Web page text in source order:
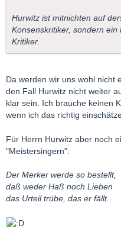
Hurwitz ist mitnichten auf
Konsenskritiker, sondern
Kritiker.
Da werden wir uns wohl nicht
den Fall Hurwitz nicht weiter
klar sein. Ich brauche keinen
wenn ich das richtig
Für Herrn Hurwitz aber noch
"Meistersingern":
Der Merker werde so bestellt,
daß weder Haß noch Lieben
das Urteil trübe, das er fällt.